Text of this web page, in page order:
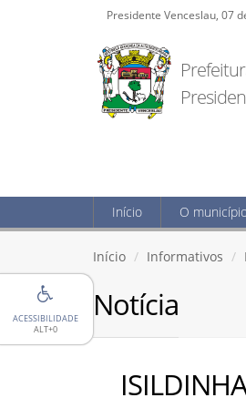
ACESSIBILIDADE
ALT+0
Presidente Venceslau, 07
Início O
Início Informativos
Notícia